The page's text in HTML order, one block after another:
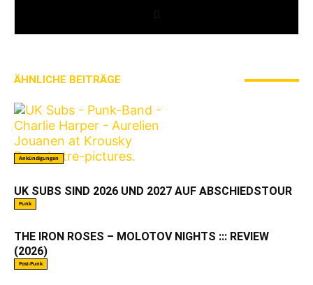
ÄHNLICHE BEITRÄGE
Ankündigungen
UK SUBS SIND 2026 UND 2027 AUF ABSCHIEDSTOUR
Punk
THE IRON ROSES – MOLOTOV NIGHTS ::: REVIEW
(2026)
Post-Punk